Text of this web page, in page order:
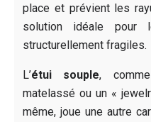
place et prévient les
solution idéale
structurellement fragiles.
L’étui souple,
matelassé ou un «
même, joue une autre